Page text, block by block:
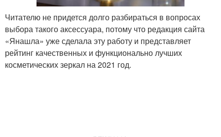
Читателю не придется долго разбираться в вопросах
выбора такого аксессуара, потому что редакция сайта
«Янашла» уже сделала эту работу и представляет
рейтинг качественных и функционально лучших
косметических зеркал на 2021 год.